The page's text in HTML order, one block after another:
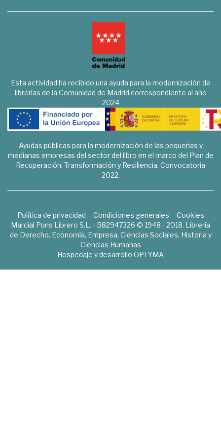
Esta actividad ha recibido una ayuda para la modernización de
librerías de la Comunidad de Madrid correspondiente al año
2024
Ayudas públicas para la modernización de las pequeñas y
medianas empresas del sector del libro en el marco del Plan de
Recuperación, Transformación y Resiliencia. Convocatoria
2022.
Política de privacidad Condiciones generales
Cookies
Marcial Pons Librero S.L. - B82947326 © 1948 - 2018. Librería
de Derecho, Economía, Empresa, Ciencias Sociales, Historia y
Ciencias Humanas
Hospedaje y desarrollo OPTYMA